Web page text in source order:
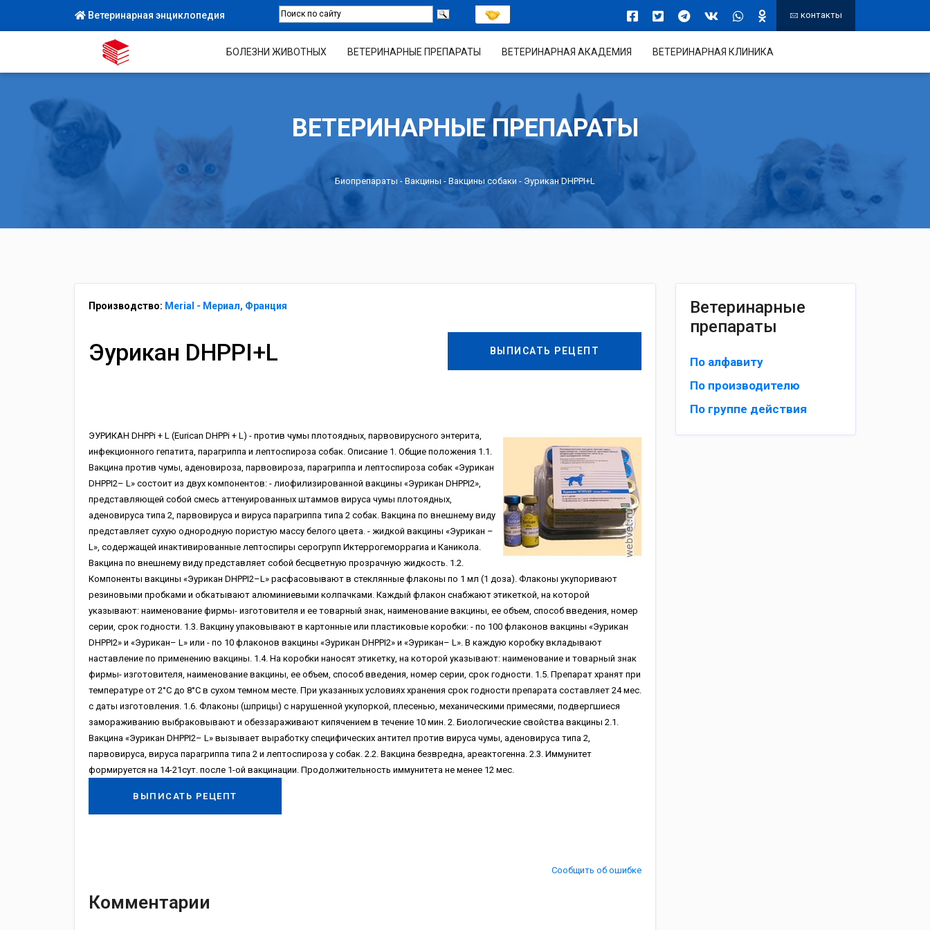
Ветеринарная энциклопедия контакты
БОЛЕЗНИ ЖИВОТНЫХ ВЕТЕРИНАРНЫЕ ПРЕПАРАТЫ ВЕТЕРИНАРНАЯ АКАДЕМИЯ ВЕТЕРИНАРНАЯ КЛИНИКА
ВЕТЕРИНАРНЫЕ ПРЕПАРАТЫ
Биопрепараты - Вакцины - Вакцины собаки - Эурикан DHPPI+L
Ветеринарные
препараты
По алфавиту
По производителю
По группе действия
Производство: Merial - Мериал, Франция
ВЫПИСАТЬ РЕЦЕПТ
Эурикан DHPPI+L
ЭУРИКАН DHPPi + L (Eurican DHPPi + L) - против чумы плотоядных, парвовирусного энтерита,
инфекционного гепатита, парагриппа и лептоспироза собак. Описание 1. Общие положения 1.1.
Вакцина против чумы, аденовироза, парвовироза, парагриппа и лептоспироза собак «Эурикан
DHPPI2– L» состоит из двух компонентов: - лиофилизированной вакцины «Эурикан DHPPI2»,
представляющей собой смесь аттенуированных штаммов вируса чумы плотоядных,
аденовируса типа 2, парвовируса и вируса парагриппа типа 2 собак. Вакцина по внешнему виду
представляет сухую однородную пористую массу белого цвета. - жидкой вакцины «Эурикан –
L», содержащей инактивированные лептоспиры серогрупп Иктеррогеморрагиа и Каникола.
Вакцина по внешнему виду представляет собой бесцветную прозрачную жидкость. 1.2.
Компоненты вакцины «Эурикан DHPPI2–L» расфасовывают в стеклянные флаконы по 1 мл (1 доза). Флаконы укупоривают
резиновыми пробками и обкатывают алюминиевыми колпачками. Каждый флакон снабжают этикеткой, на которой
указывают: наименование фирмы- изготовителя и ее товарный знак, наименование вакцины, ее объем, способ введения, номер
серии, срок годности. 1.3. Вакцину упаковывают в картонные или пластиковые коробки: - по 100 флаконов вакцины «Эурикан
DHPPI2» и «Эурикан– L» или - по 10 флаконов вакцины «Эурикан DHPPI2» и «Эурикан– L». В каждую коробку вкладывают
наставление по применению вакцины. 1.4. На коробки наносят этикетку, на которой указывают: наименование и товарный знак
фирмы- изготовителя, наименование вакцины, ее объем, способ введения, номер серии, срок годности. 1.5. Препарат хранят при
температуре от 2°С до 8°С в сухом темном месте. При указанных условиях хранения срок годности препарата составляет 24 мес.
с даты изготовления. 1.6. Флаконы (шприцы) с нарушенной укупоркой, плесенью, механическими примесями, подвергшиеся
замораживанию выбраковывают и обеззараживают кипячением в течение 10 мин. 2. Биологические свойства вакцины 2.1.
Вакцина «Эурикан DHPPI2– L» вызывает выработку специфических антител против вируса чумы, аденовируса типа 2,
парвовируса, вируса парагриппа типа 2 и лептоспироза у собак. 2.2. Вакцина безвредна, ареактогенна. 2.3. Иммунитет
формируется на 14-21сут. после 1-ой вакцинации. Продолжительность иммунитета не менее 12 мес.
ВЫПИСАТЬ РЕЦЕПТ
Сообщить об ошибке
Комментарии